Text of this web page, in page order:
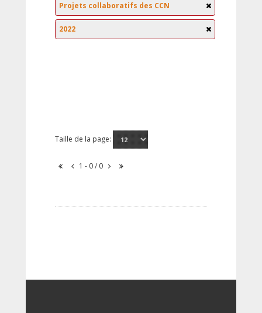
Projets collaboratifs des CCN
2022
Taille de la page:
1 - 0 / 0